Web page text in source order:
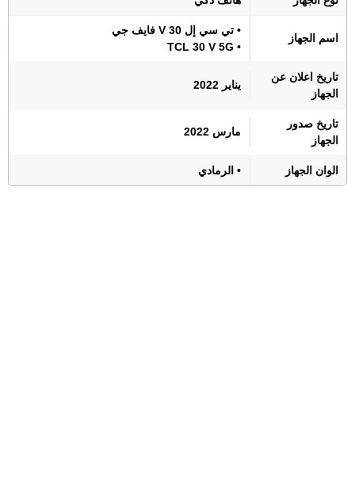
اسم الجهاز
• تي سي إل 30 V فايف جي
• TCL 30 V 5G
تاريخ اعلان عن
الجهاز
يناير 2022
تاريخ صدور
الجهاز
مارس 2022
الوان الجهاز • الرمادي